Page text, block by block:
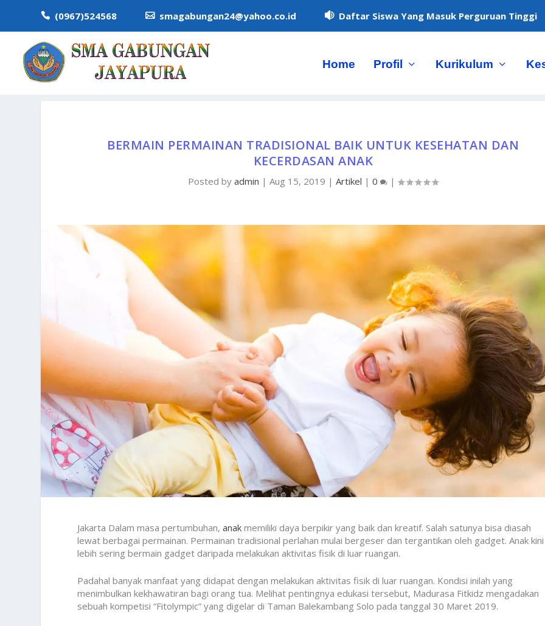
 (0967)524568 smagabungan24@yahoo.co.id  Daftar Siswa Yang Masuk Perguruan Tinggi
Home Profil Kurikulum
BERMAIN PERMAINAN TRADISIONAL BAIK UNTUK KESEHATAN DAN
KECERDASAN ANAK
Posted byadmin |Aug 15, 2019 |Artikel |0 |
Jakarta Dalam masa pertumbuhan,anak memiliki daya berpikir yang baik dan kreatif. Salah satunya bisa diasah
lewat berbagai permainan. Permainan tradisional perlahan mulai bergeser dan tergantikan oleh gadget. Anak kini
lebih sering bermain gadget daripada melakukan aktivitas fisik di luar ruangan.
Padahal banyak manfaat yang didapat dengan melakukan aktivitas fisik di luar ruangan. Kondisi inilah yang
menimbulkan kekhawatiran bagi orang tua. Melihat pentingnya edukasi tersebut, Madurasa Fitkidz mengadakan
sebuah kompetisi “Fitolympic” yang digelar di Taman Balekambang Solo pada tanggal 30 Maret 2019.